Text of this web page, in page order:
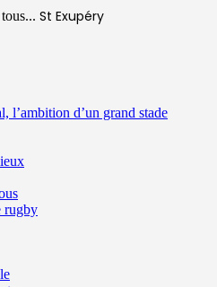
St Exupéry
l’ambition d’un grand stade
rugby